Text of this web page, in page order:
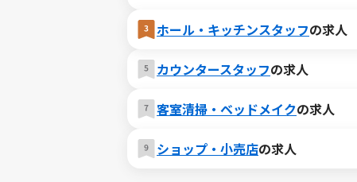
ホール・キッチンスタッフの求人
カウンタースタッフの求人
客室清掃・ベッドメイクの求人
ショップ・小売店の求人